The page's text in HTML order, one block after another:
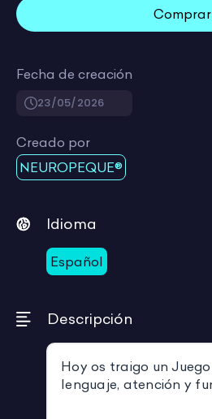
Fecha de creación
23/05/2026
Creado por
NEUROPEQUE®
Idioma
Español
Descripción
Hoy os traigo un
lenguaje, atención y
Comprar